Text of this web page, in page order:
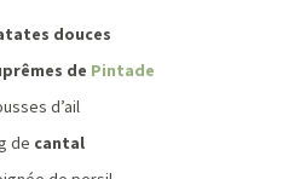
douces
de Pintade
d’ail
de cantal